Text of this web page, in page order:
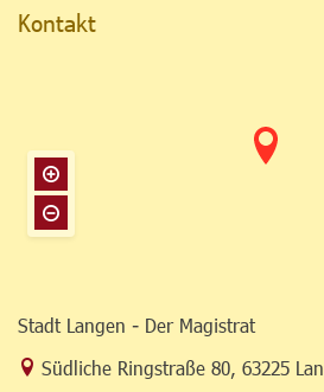
Kontakt
Stadt Langen - Der Magistrat
Link zur Google-Maps Navigation
Südliche Ringstraße 80, 63225